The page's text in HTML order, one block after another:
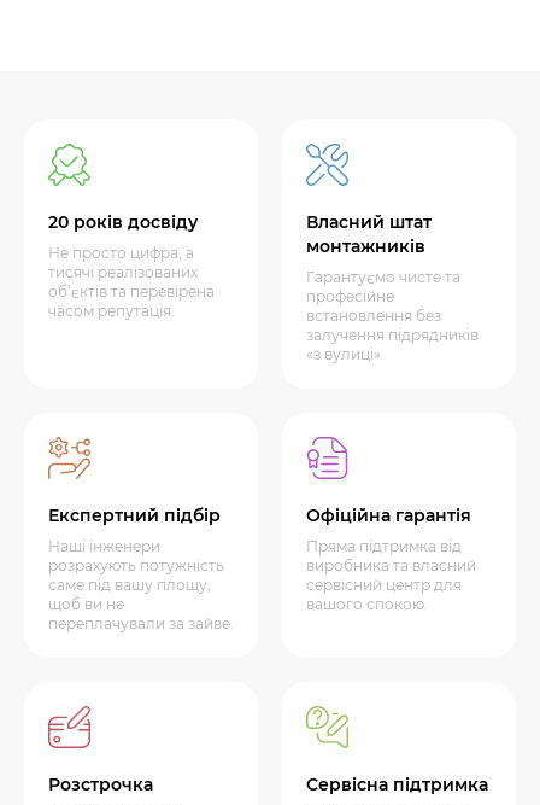
20 років досвіду
Не просто цифра, а
тисячі реалізованих
об’єктів та перевірена
часом репутація.
Власний штат
монтажників
Гарантуємо чисте та
професійне
встановлення без
залучення підрядників
«з вулиці»
Експертний підбір
Наші інженери
розрахують потужність
саме під вашу площу,
щоб ви не
переплачували за зайве.
Офіційна гарантія
Пряма підтримка від
виробника та власний
сервісний центр для
вашого спокою.
Розстрочка Сервісна підтримка